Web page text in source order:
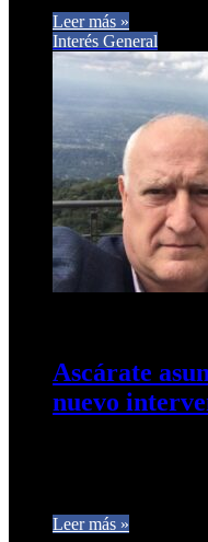
Leer más »
Interés General
Ascárate
nuevo
Leer más »